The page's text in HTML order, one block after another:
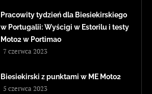
Pracowity tydzień dla Biesiekirskiego
w Portugalii: Wyścigi w Estorilu i testy
Moto2 w Portimao
7 czerwca 2023
Biesiekirski z punktami w ME Moto2
5 czerwca 2023